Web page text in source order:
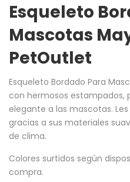
Esqueleto
Mascotas
PetOutlet
Esqueleto Bordado Para
con hermosos estampados,
elegante a las mascotas.
gracias a sus materiales
de clima.
Colores surtidos según
compra.